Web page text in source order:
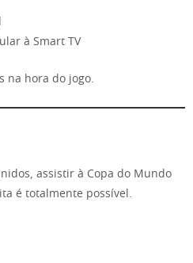
à Smart TV
na hora do jogo.
assistir à Copa do Mundo
é totalmente possível.